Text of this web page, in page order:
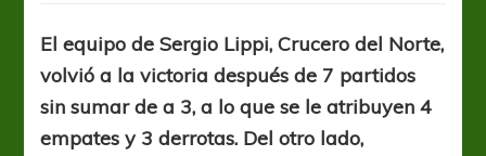
flote
El equipo de Sergio Lippi, Crucero del Norte,
volvió a la victoria después de 7 partidos
sin sumar de a 3, a lo que se le atribuyen 4
empates y 3 derrotas. Del otro lado,